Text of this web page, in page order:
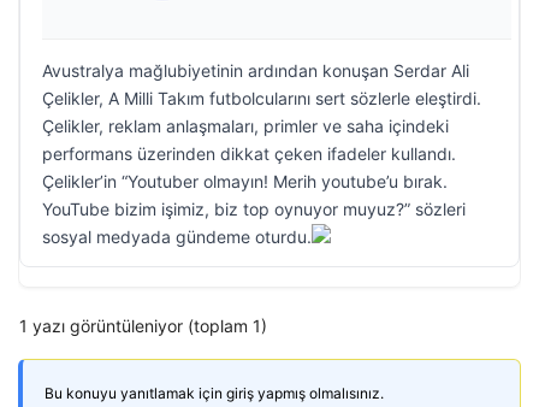
Avustralya mağlubiyetinin ardından konuşan Serdar Ali
Çelikler, A Milli Takım futbolcularını sert sözlerle eleştirdi.
Çelikler, reklam anlaşmaları, primler ve saha içindeki
performans üzerinden dikkat çeken ifadeler kullandı.
Çelikler’in “Youtuber olmayın! Merih youtube’u bırak.
YouTube bizim işimiz, biz top oynuyor muyuz?” sözleri
sosyal medyada gündeme oturdu.
1 yazı görüntüleniyor (toplam 1)
Bu konuyu yanıtlamak için giriş yapmış olmalısınız.